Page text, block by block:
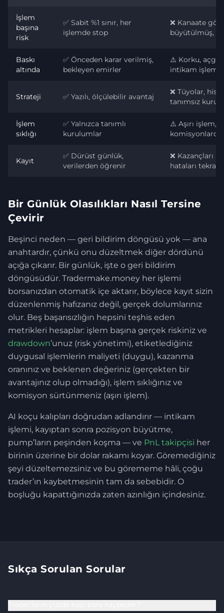
İşlem
başına
risk
✅ Sabit %1 sınır, her
işlemde stop
❌ Kanaate göre
büyütülmüş,
Baskı
altında
✅ Önceden karar verilmiş,
bekleyen emirler
⚠️ Korku,
intikam
Strateji ✅ Yazılı, ölçülebilir avantaj
❌ Tüyolar,
tanımsız
İşlem
sıklığı
✅ Yalnızca tanımlı
kurulumlar
⚠️ Aşırı işlem,
komisyonlarda
Kayıt
✅ Dürüst günlük,
verilerden öğrenir
❌ Kazançları
hataları
Bir Günlük Olasılıkları Nasıl Tersine
Çevirir
Beşinci neden — geri bildirim döngüsü yok — ana
anahtardır, çünkü onu düzeltmek diğer dördünü
açığa çıkarır. Bir günlük, işte o geri bildirim
döngüsüdür. Tradermake.money her işlemi
borsanızdan otomatik içe aktarır, böylece kayıt sizin
düzenlenmiş hafızanız değil, gerçek dolumlarınız
olur. Beş başarısızlığın hepsini teşhis eden
metrikleri hesaplar: işlem başına gerçek riskiniz ve
drawdown’unuz (risk yönetimi), etiketlediğiniz
duygusal işlemlerin maliyeti (duygu), kazanma
oranınız ve beklenen değeriniz (gerçekten bir
avantajınız olup olmadığı), işlem sıklığınız ve
komisyon sürtünmeniz (aşırı işlem).
AI koçu kalıpları doğrudan adlandırır — intikam
işlemi, kayıptan sonra pozisyon büyütme,
pump’ların peşinden koşma — ve PnL takipçisi her
birinin üzerine bir dolar rakamı koyar. Göremediğiniz
şeyi düzeltemezsiniz ve bu görememe hâli, çoğu
trader’ın kaybetmesinin tam da sebebidir. O
boşluğu kapattığınızda zaten azınlığın içindesiniz.
Sıkça Sorulan Sorular